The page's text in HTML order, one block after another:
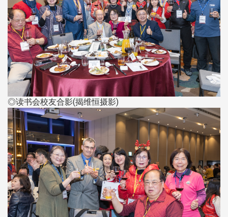
◎读书会校友合影(揭维恒摄影)